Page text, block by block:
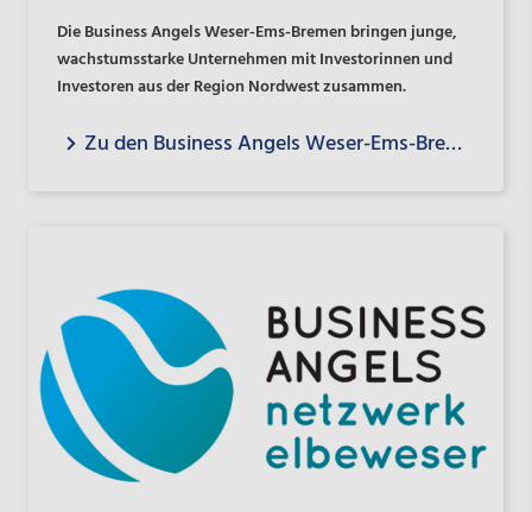
Die Business Angels Weser-Ems-Bremen bringen junge,
wachstumsstarke Unternehmen mit Investorinnen und
Investoren aus der Region Nordwest zusammen.
Zu den Business Angels Weser-Ems-Bremen